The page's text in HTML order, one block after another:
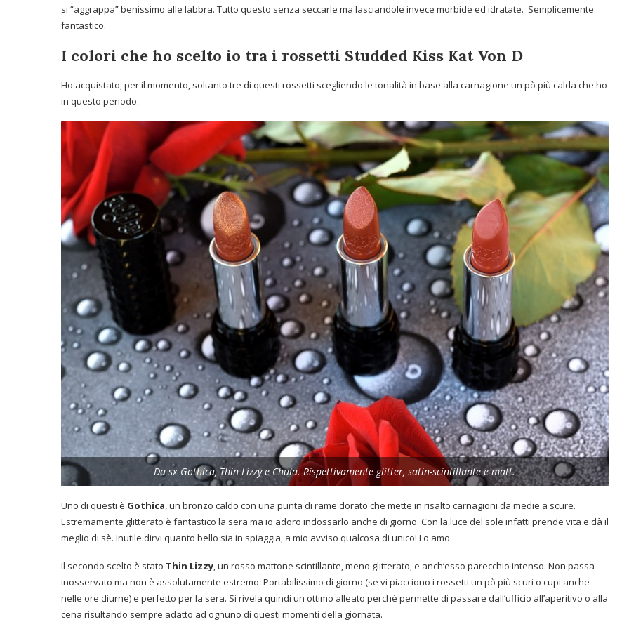
si “aggrappa” benissimo alle labbra. Tutto questo senza seccarle ma lasciandole invece morbide ed idratate. Semplicemente
fantastico.
I colori che ho scelto io tra i rossetti Studded Kiss Kat Von D
Ho acquistato, per il momento, soltanto tre di questi rossetti scegliendo le tonalità in base alla carnagione un pò più calda che ho
in questo periodo.
Da sx Gothica, Thin Lizzy e Chula. Rispettivamente glitter, satin-scintillante e matt.
Uno di questi è Gothica, un bronzo caldo con una punta di rame dorato che mette in risalto carnagioni da medie a scure.
Estremamente glitterato è fantastico la sera ma io adoro indossarlo anche di giorno. Con la luce del sole infatti prende vita e dà il
meglio di sè. Inutile dirvi quanto bello sia in spiaggia, a mio avviso qualcosa di unico! Lo amo.
Il secondo scelto è stato Thin Lizzy, un rosso mattone scintillante, meno glitterato, e anch’esso parecchio intenso. Non passa
inosservato ma non è assolutamente estremo. Portabilissimo di giorno (se vi piacciono i rossetti un pò più scuri o cupi anche
nelle ore diurne) e perfetto per la sera. Si rivela quindi un ottimo alleato perchè permette di passare dall’ufficio all’aperitivo o alla
cena risultando sempre adatto ad ognuno di questi momenti della giornata.